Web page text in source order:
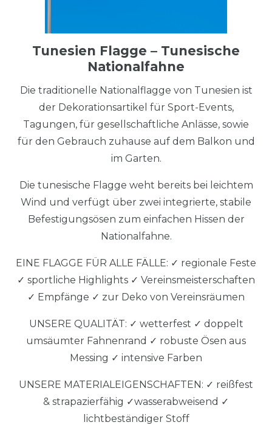
Tunesien Flagge – Tunesische
Nationalfahne
Die traditionelle Nationalflagge von Tunesien ist
der Dekorationsartikel für Sport-Events,
Tagungen, für gesellschaftliche Anlässe, sowie
für den Gebrauch zuhause auf dem Balkon und
im Garten.
Die tunesische Flagge weht bereits bei leichtem
Wind und verfügt über zwei integrierte, stabile
Befestigungsösen zum einfachen Hissen der
Nationalfahne.
EINE FLAGGE FÜR ALLE FÄLLE: ✓ regionale Feste
✓ sportliche Highlights ✓ Vereinsmeisterschaften
✓ Empfänge ✓ zur Deko von Vereinsräumen
UNSERE QUALITÄT: ✓ wetterfest ✓ doppelt
umsäumter Fahnenrand ✓ robuste Ösen aus
Messing ✓ intensive Farben
UNSERE MATERIALEIGENSCHAFTEN: ✓ reißfest
& strapazierfähig ✓wasserabweisend ✓
lichtbeständiger Stoff